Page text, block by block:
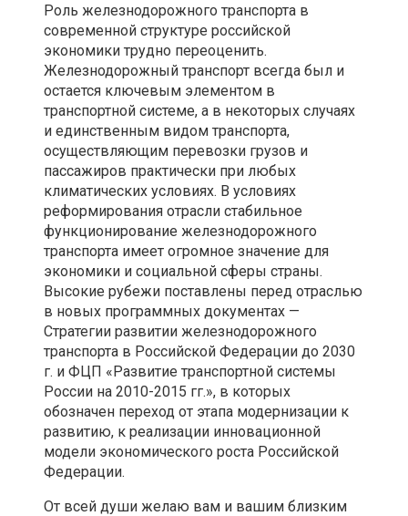
Роль железнодорожного транспорта в
современной структуре российской
экономики трудно переоценить.
Железнодорожный транспорт всегда был и
остается ключевым элементом в
транспортной системе, а в некоторых случаях
и единственным видом транспорта,
осуществляющим перевозки грузов и
пассажиров практически при любых
климатических условиях. В условиях
реформирования отрасли стабильное
функционирование железнодорожного
транспорта имеет огромное значение для
экономики и социальной сферы страны.
Высокие рубежи поставлены перед отраслью
в новых программных документах —
Стратегии развитии железнодорожного
транспорта в Российской Федерации до 2030
г. и ФЦП «Развитие транспортной системы
России на 2010-2015 гг.», в которых
обозначен переход от этапа модернизации к
развитию, к реализации инновационной
модели экономического роста Российской
Федерации.
От всей души желаю вам и вашим близким